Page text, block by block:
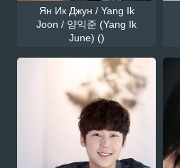
Ян Ик Джун / Yang Ik
Joon / 양익준 (Yang Ik
June) ()